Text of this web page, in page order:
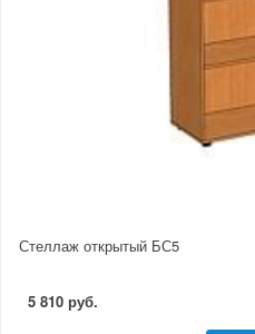
Стеллаж открытый БС5
5 810 руб.